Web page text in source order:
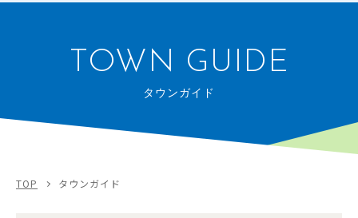
TOWN GUIDE
タウンガイド
TOP タウンガイド